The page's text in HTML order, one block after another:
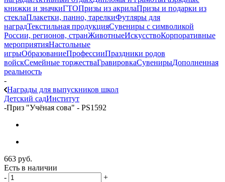
книжки и значкиГТОПризы из акрилаПризы и подарки из
стеклаПлакетки, панно, тарелкиФутляры для
наградТекстильная продукцияСувениры с символикой
России, регионов, странЖивотныеИскусствоКорпоративные
мероприятияНастольные
игрыОбразованиеПрофессииПраздники родов
войскСемейные торжестваГравировкаСувенирыДополненная
реальность
-
Награды для выпускников школ
Детский садИнститут
-Приз "Учёная сова" - PS1592
663 руб.
Есть в наличии
-
+